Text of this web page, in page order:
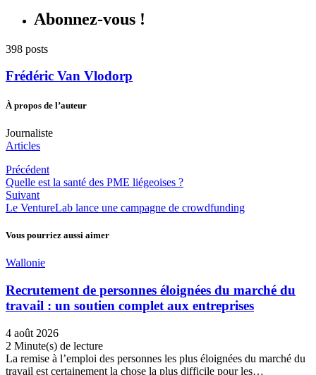
Abonnez-vous !
398 posts
Frédéric Van Vlodorp
À propos de l’auteur
Journaliste
Articles
Précédent
Quelle est la santé des PME liégeoises ?
Suivant
Le VentureLab lance une campagne de crowdfunding
Vous pourriez aussi aimer
Wallonie
Recrutement de personnes éloignées du marché du
travail : un soutien complet aux entreprises
4 août 2026
2 Minute(s) de lecture
La remise à l’emploi des personnes les plus éloignées du marché du
travail est certainement la chose la plus difficile pour les…